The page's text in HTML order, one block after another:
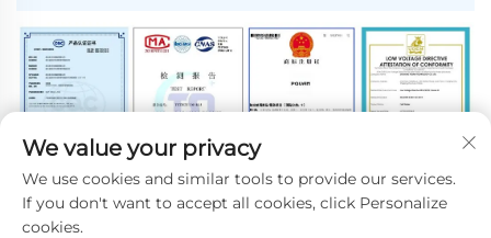
Υπηρεσία μετά την πώληση:
We value your privacy
We use cookies and similar tools to provide our services.
If you don't want to accept all cookies, click Personalize
cookies.